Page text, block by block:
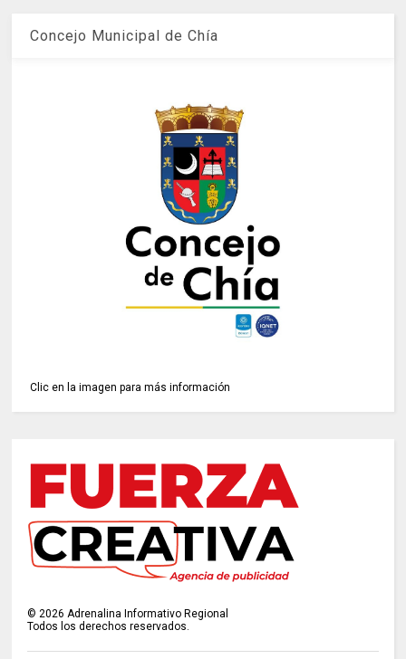
Concejo Municipal de Chía
Clic en la imagen para más información
©2026 Adrenalina Informativo Regional
Todos los derechos reservados.